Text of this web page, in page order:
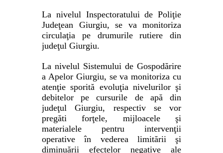
La nivelul Inspectoratului de Poliţie
Judeţean Giurgiu, se va monitoriza
circulaţia pe drumurile rutiere din
judeţul Giurgiu.
La nivelul Sistemului de Gospodărire
a Apelor Giurgiu, se va monitoriza cu
atenţie sporită evoluţia nivelurilor şi
debitelor pe cursurile de apă din
judeţul Giurgiu, respectiv se vor
pregăti forţele, mijloacele şi
materialele pentru intervenţii
operative în vederea limitării şi
diminuării efectelor negative ale